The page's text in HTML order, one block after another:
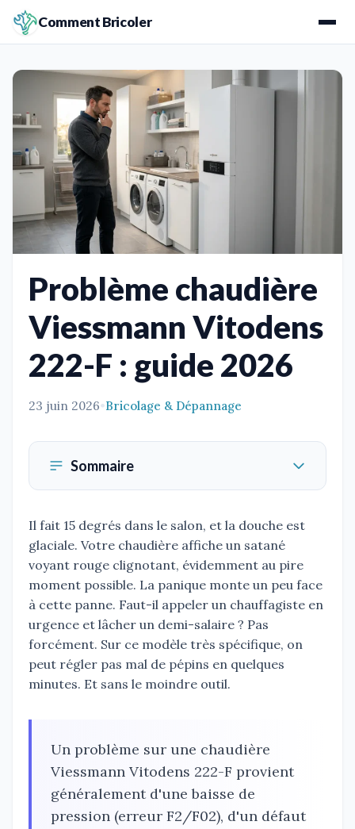
Comment Bricoler
Problème chaudière
Viessmann Vitodens
222-F : guide 2026
23 juin 2026•Bricolage & Dépannage
Sommaire
Il fait 15 degrés dans le salon, et la douche est
glaciale. Votre chaudière affiche un satané
voyant rouge clignotant, évidemment au pire
moment possible. La panique monte un peu face
à cette panne. Faut-il appeler un chauffagiste en
urgence et lâcher un demi-salaire ? Pas
forcément. Sur ce modèle très spécifique, on
peut régler pas mal de pépins en quelques
minutes. Et sans le moindre outil.
Un problème sur une chaudière
Viessmann Vitodens 222-F provient
généralement d'une baisse de
pression (erreur F2/F02), d'un défaut